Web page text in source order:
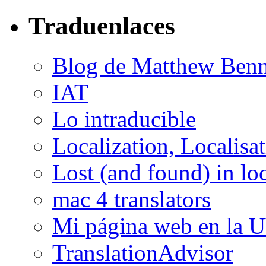
Traduenlaces
Blog de Matthew
IAT
Lo intraducible
Localization,
Lost (and found) in
mac 4 translators
Mi página web en la
TranslationAdvisor